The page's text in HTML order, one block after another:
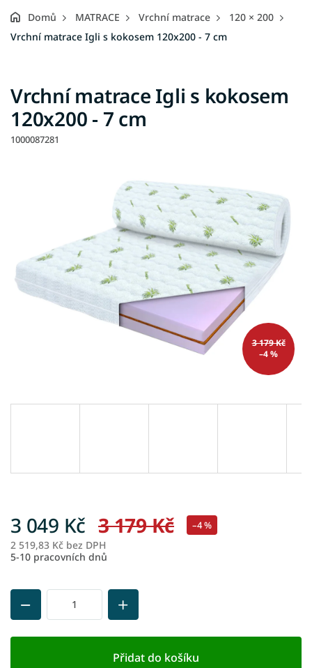
Domů MATRACE Vrchní matrace
120 × 200
Vrchní matrace Igli s kokosem 120x200 - 7 cm
Vrchní matrace Igli s kokosem
120x200 - 7 cm
1000087281
3 179 Kč
–4 %
3 179 Kč –4 %
3 049 Kč
2 519,83 Kč bez DPH
5-10 pracovních dnů
Přidat do košíku